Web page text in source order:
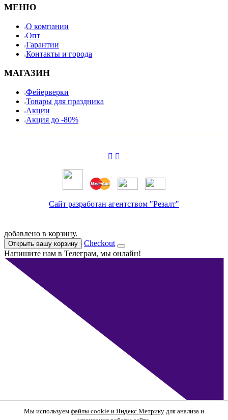
МЕНЮ
О компании
Опт
Гарантии
Контакты и города
МАГАЗИН
Фейерверки
Товары для праздника
Акции
Акция до -80%
Сайт разработан агентством "Резалт"
добавлено в корзину.
Открыть вашу корзину
Checkout
Напишите нам в Телеграм, мы онлайн!
Мы используем файлы cookie и Яндекс.Метрику для анализа и